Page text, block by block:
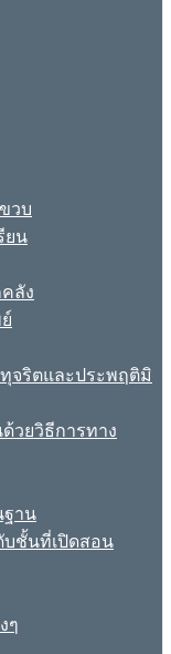
วบ
ยน
ลัง
ทุจริตและประพฤติมิ
ด้วยวิธีการทาง
ฐาน
บชั้นที่เปิดสอน
ๆ